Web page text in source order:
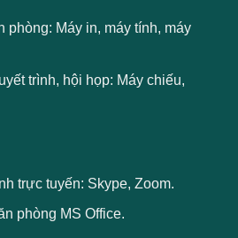
phòng: Máy in, máy tính, máy
trình, hội họp: Máy chiếu,
trực tuyến: Skype, Zoom.
phòng MS Office.